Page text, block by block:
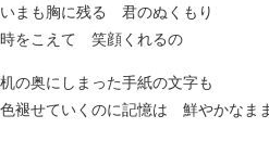
いまも胸に残る 君のぬくもり
時をこえて 笑顔くれるの
机の奥にしまった手紙の文字も
色褪せていくのに記憶は 鮮やかなま